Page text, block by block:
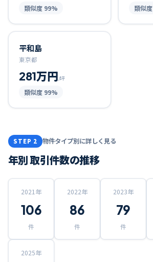
類似度 99% 類似度
平和島
東京都
281万円/坪
類似度 99%
STEP 2 物件タイプ別に詳しく見る
年別 取引件数の推移
2021 年
106
件
2022年
86
件
2023年
79
件
2025年